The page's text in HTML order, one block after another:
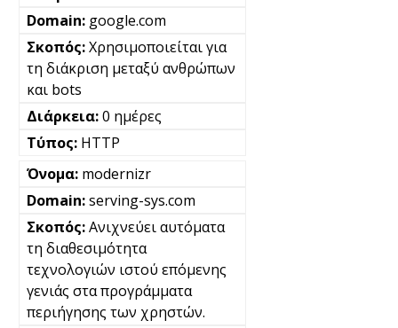
google.com
Χρησιμοποιείται για
τη διάκριση μεταξύ ανθρώπων
και bots
0 ημέρες
HTTP
modernizr
serving-sys.com
Ανιχνεύει αυτόματα
τη διαθεσιμότητα
τεχνολογιών ιστού επόμενης
γενιάς στα προγράμματα
περιήγησης των χρηστών.